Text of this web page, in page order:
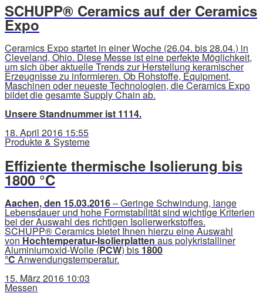
SCHUPP® Ceramics auf der Ceramics
Expo
Ceramics Expo startet in einer Woche (26.04. bis 28.04.) in
Cleveland, Ohio. Diese Messe ist eine perfekte Möglichkeit,
um sich über aktuelle Trends zur Herstellung keramischer
Erzeugnisse zu informieren. Ob Rohstoffe, Equipment,
Maschinen oder neueste Technologien, die Ceramics Expo
bildet die gesamte Supply Chain ab.
Unsere Standnummer ist 1114.
18. April 2016 15:55
Produkte & Systeme
Effiziente thermische Isolierung bis
1800 °C
Aachen, den 15.03.2016– Geringe Schwindung, lange
Lebensdauer und hohe Formstabilität sind wichtige Kriterien
bei der Auswahl des richtigen Isolierwerkstoffes.
SCHUPP® Ceramics bietet Ihnen hierzu eine Auswahl
vonHochtemperatur-Isolierplattenaus polykristalliner
Aluminiumoxid-Wolle (PCW) bis1800
°CAnwendungstemperatur.
15. März 2016 10:03
Messen